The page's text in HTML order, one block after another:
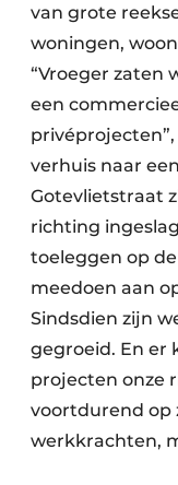
Renovatie
Software
Veiligheid &
Zonwering
van grote
woningen,
“Vroeger zaten
een
verhuis naar
Gotevlietstraat
richting
toeleggen op
meedoen aan
Sindsdien zijn
gegroeid. En er
projecten onze
voortdurend op
werkkrachten,